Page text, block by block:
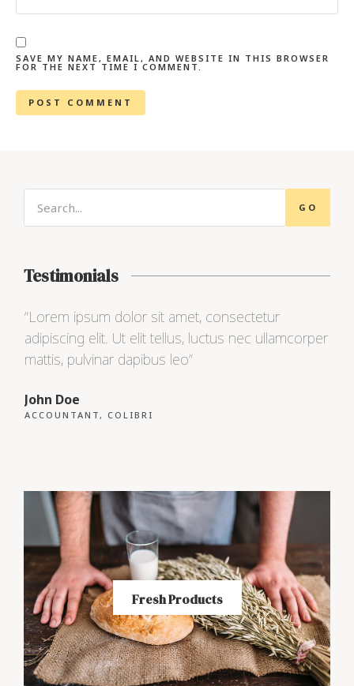
SAVE MY NAME, EMAIL, AND WEBSITE IN THIS BROWSER
FOR THE NEXT TIME I COMMENT.
GO
Testimonials
“Lorem ipsum dolor sit amet, consectetur
adipiscing elit. Ut elit tellus, luctus nec ullamcorper
mattis, pulvinar dapibus leo”
John Doe
ACCOUNTANT, COLIBRI
Fresh Products